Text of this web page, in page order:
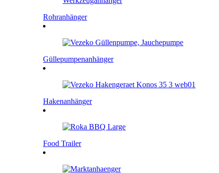
Rohranhänger
Güllepumpenanhänger
Hakenanhänger
Food Trailer